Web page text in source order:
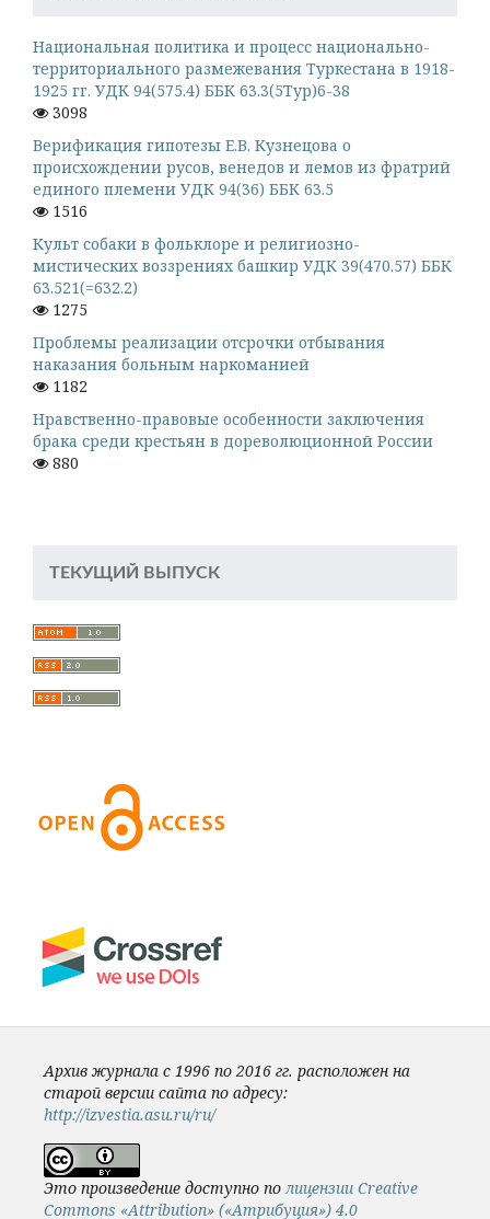
Национальная политика и процесс национально-
территориального размежевания Туркестана в 1918-
1925 гг. УДК 94(575.4) ББК 63.3(5Тур)6-38
3098
Верификация гипотезы Е.В. Кузнецова о
происхождении русов, венедов и лемов из фратрий
единого племени УДК 94(36) ББК 63.5
1516
Культ собаки в фольклоре и религиозно-
мистических воззрениях башкир УДК 39(470.57) ББК
63.521(=632.2)
1275
Проблемы реализации отсрочки отбывания
наказания больным наркоманией
1182
Нравственно-правовые особенности заключения
брака среди крестьян в дореволюционной России
880
ТЕКУЩИЙ ВЫПУСК
Архив журнала с 1996 по 2016 гг. расположен на
старой версии сайта по адресу:
http://izvestia.asu.ru/ru/
Это произведение доступно полицензии Creative
Commons «Attribution» («Атрибуция») 4.0